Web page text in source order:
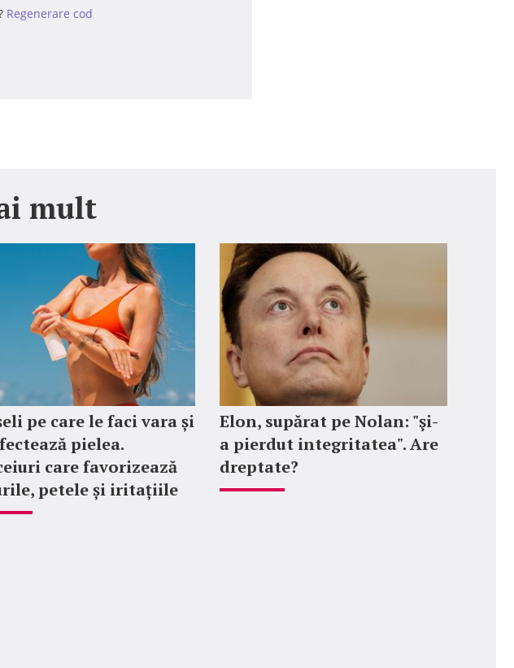
Regenerare cod
mult
pe care le faci vara și
pielea.
care favorizează
petele și iritațiile
Elon, supărat pe Nolan: "şi-
a pierdut integritatea". Are
dreptate?